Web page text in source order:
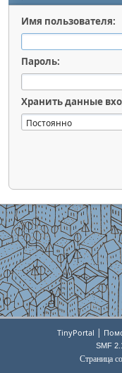
Имя пользователя:
Пароль:
Хранить данные
TinyPortal |
SMF
Страница